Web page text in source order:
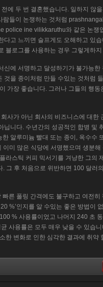
에 두 번 결혼했습니다. 일하지 않
람들이 논쟁하는 것처럼
police ine vilikkaruthu와 같은 논쟁
고 느끼면 슬프게도 오해하고 있
블로그를 사용하는 경우 그렇게하
에 서명하고 달성하기가 불가능한
을 종이처럼 만들 수있는 것처럼
가장 좋습니다. 그러나 그들의 행동
사가 아닌 회사의 비즈니스에 대한
니다. 수년간의 성공적인 합병 및
알루미늄 빨대 또는 종이, 옥수수
미 많은 식당에 서명했으며 생분해
라스틱 커피 믹서기를 겨냥한 그의
그 후 처음으로 위반하면 100 달러
른 폴링 간격에도 불구하고 여전히
%’인지를 알 수있는 좋은 방법이
% 사용률이었고 나머지 240 초
사용률은 모두 매우 낮을 수 있습
한 변화로 인한 심각한 결과에 취약